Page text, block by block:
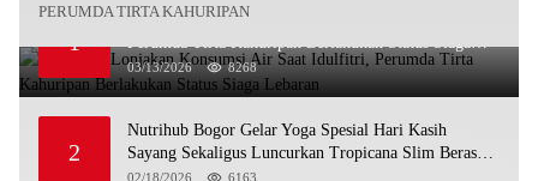
PERUMDA TIRTA KAHURIPAN
1
Antisipasi Lonjakan Konsumsi Air Saat Idulfitri,
Lebaran
03/13/2026 8268
2
Nutrihub Bogor Gelar Yoga Spesial Hari Kasih
Sayang Sekaligus Luncurkan Tropicana Slim Beras
Porang Golden Ube
02/18/2026 6163